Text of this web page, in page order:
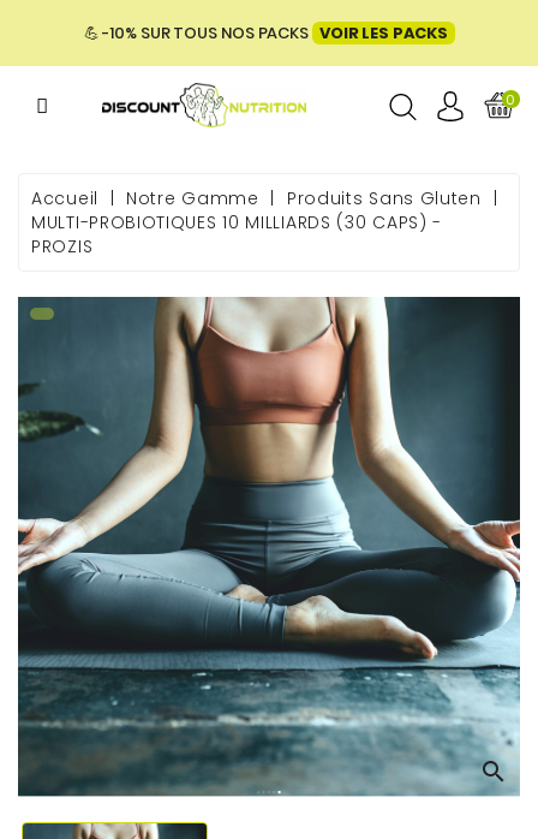
💪 -10% SUR TOUS NOS PACKS VOIR LES PACKS
0
Accueil Notre Gamme
Produits Sans Gluten
MULTI-PROBIOTIQUES 10 MILLIARDS (30 CAPS) -
PROZIS
search